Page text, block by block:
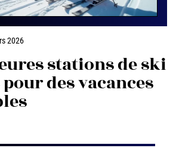
2026
stations de ski
des vacances